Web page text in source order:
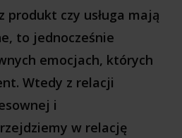
produkt czy usługa mają
to jednocześnie
emocjach, których
Wtedy z relacji
i
w relację